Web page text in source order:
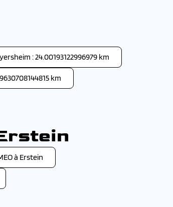
: 24.00193122996979 km
km
à Erstein